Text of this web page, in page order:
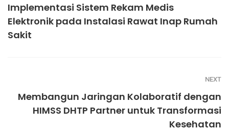
Implementasi Sistem Rekam Medis
Elektronik pada Instalasi Rawat Inap Rumah
Sakit
NEXT
Membangun Jaringan Kolaboratif dengan
HIMSS DHTP Partner untuk Transformasi
Kesehatan